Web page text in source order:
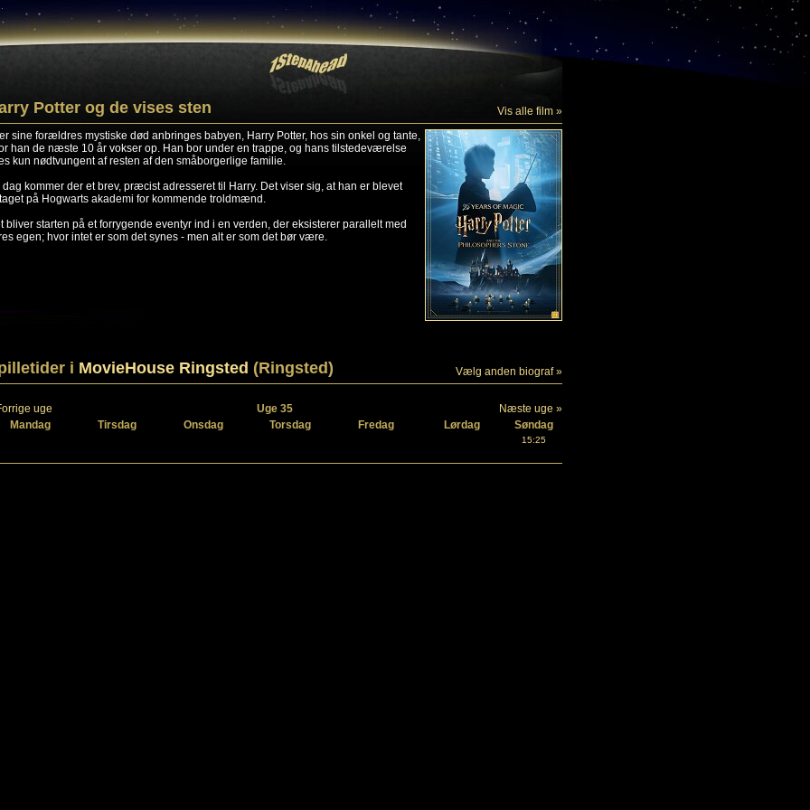
Potter og de vises sten
Vis alle film »
sine forældres mystiske død anbringes babyen, Harry Potter, hos sin onkel og tante,
han de næste 10 år vokser op. Han bor under en trappe, og hans tilstedeværelse
kun nødtvungent af resten af den småborgerlige familie.
dag kommer der et brev, præcist adresseret til Harry. Det viser sig, at han er blevet
på Hogwarts akademi for kommende troldmænd.
bliver starten på et forrygende eventyr ind i en verden, der eksisterer parallelt med
egen; hvor intet er som det synes - men alt er som det bør være.
i MovieHouse Ringsted (Ringsted) Vælg anden biograf »
uge Uge 35
Næste uge »
Mandag
Tirsdag Onsdag Torsdag Fredag Lørdag Søndag
15:25